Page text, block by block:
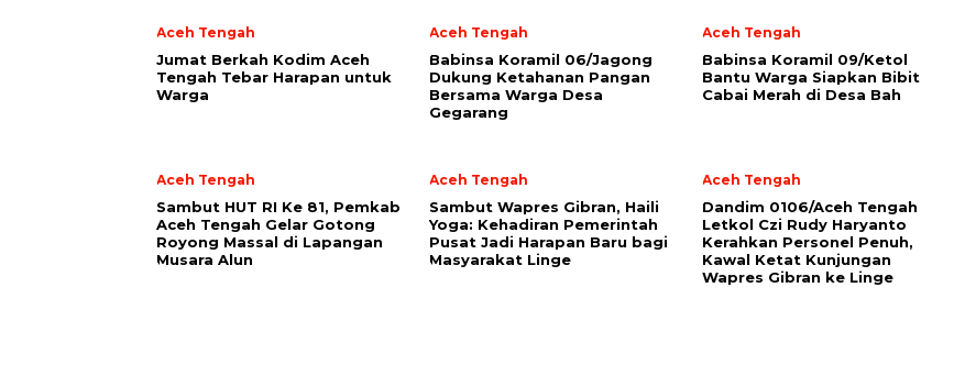
Aceh Tengah
Jumat Berkah Kodim Aceh
Tengah Tebar Harapan untuk
Warga
Aceh Tengah
‎Babinsa Koramil 06/Jagong
Dukung Ketahanan Pangan
Bersama Warga Desa
Gegarang
Aceh Tengah
‎Babinsa Koramil 09/Ketol
Bantu Warga Siapkan Bibit
Cabai Merah di Desa Bah
Aceh Tengah
Sambut HUT RI Ke 81, Pemkab
Aceh Tengah Gelar Gotong
Royong Massal di Lapangan
Musara Alun
Aceh Tengah
‎Sambut Wapres Gibran, Haili
Yoga: Kehadiran Pemerintah
Pusat Jadi Harapan Baru bagi
Masyarakat Linge
Aceh Tengah
Dandim 0106/Aceh Tengah
Letkol Czi Rudy Haryanto
Kerahkan Personel Penuh,
Kawal Ketat Kunjungan
Wapres Gibran ke Linge